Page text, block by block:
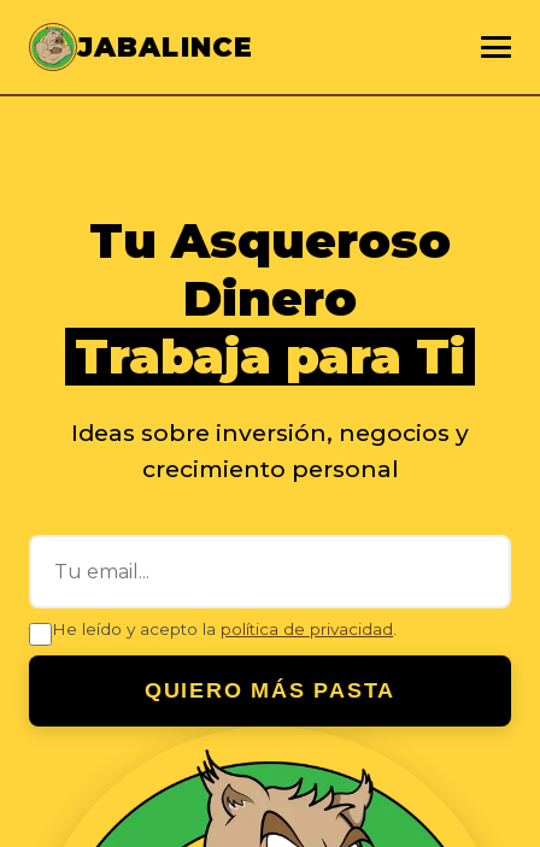
JABALINCE
Tu Asqueroso
Dinero
Trabaja para Ti
Ideas sobre inversión, negocios y
crecimiento personal
He leído y acepto la política de privacidad.
QUIERO MÁS PASTA